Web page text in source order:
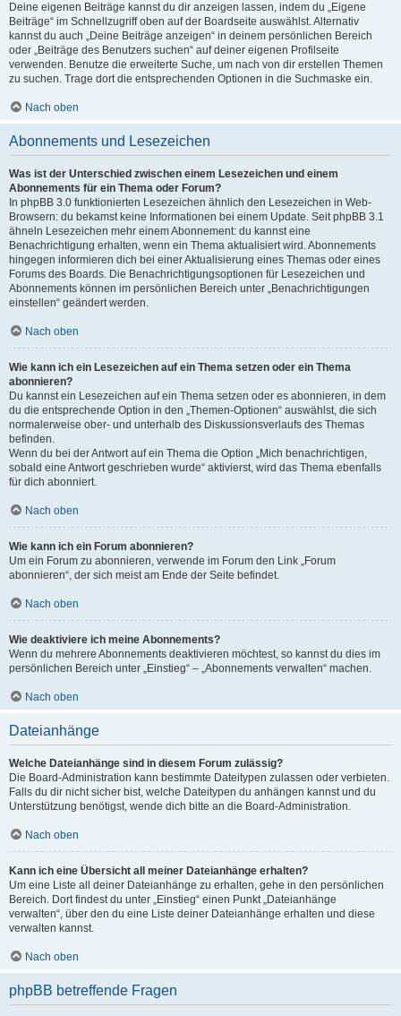
Deine eigenen Beiträge kannst du dir anzeigen lassen, indem du „Eigene
Beiträge“ im Schnellzugriff oben auf der Boardseite auswählst. Alternativ
kannst du auch „Deine Beiträge anzeigen“ in deinem persönlichen Bereich
oder „Beiträge des Benutzers suchen“ auf deiner eigenen Profilseite
verwenden. Benutze die erweiterte Suche, um nach von dir erstellen Themen
zu suchen. Trage dort die entsprechenden Optionen in die Suchmaske ein.
Nach oben
Abonnements und Lesezeichen
Was ist der Unterschied zwischen einem Lesezeichen und einem
Abonnements für ein Thema oder Forum?
In phpBB 3.0 funktionierten Lesezeichen ähnlich den Lesezeichen in Web-
Browsern: du bekamst keine Informationen bei einem Update. Seit phpBB 3.1
ähneln Lesezeichen mehr einem Abonnement: du kannst eine
Benachrichtigung erhalten, wenn ein Thema aktualisiert wird. Abonnements
hingegen informieren dich bei einer Aktualisierung eines Themas oder eines
Forums des Boards. Die Benachrichtigungsoptionen für Lesezeichen und
Abonnements können im persönlichen Bereich unter „Benachrichtigungen
einstellen“ geändert werden.
Nach oben
Wie kann ich ein Lesezeichen auf ein Thema setzen oder ein Thema
abonnieren?
Du kannst ein Lesezeichen auf ein Thema setzen oder es abonnieren, in dem
du die entsprechende Option in den „Themen-Optionen“ auswählst, die sich
normalerweise ober- und unterhalb des Diskussionsverlaufs des Themas
befinden.
Wenn du bei der Antwort auf ein Thema die Option „Mich benachrichtigen,
sobald eine Antwort geschrieben wurde“ aktivierst, wird das Thema ebenfalls
für dich abonniert.
Nach oben
Wie kann ich ein Forum abonnieren?
Um ein Forum zu abonnieren, verwende im Forum den Link „Forum
abonnieren“, der sich meist am Ende der Seite befindet.
Nach oben
Wie deaktiviere ich meine Abonnements?
Wenn du mehrere Abonnements deaktivieren möchtest, so kannst du dies im
persönlichen Bereich unter „Einstieg“ – „Abonnements verwalten“ machen.
Nach oben
Dateianhänge
Welche Dateianhänge sind in diesem Forum zulässig?
Die Board-Administration kann bestimmte Dateitypen zulassen oder verbieten.
Falls du dir nicht sicher bist, welche Dateitypen du anhängen kannst und du
Unterstützung benötigst, wende dich bitte an die Board-Administration.
Nach oben
Kann ich eine Übersicht all meiner Dateianhänge erhalten?
Um eine Liste all deiner Dateianhänge zu erhalten, gehe in den persönlichen
Bereich. Dort findest du unter „Einstieg“ einen Punkt „Dateianhänge
verwalten“, über den du eine Liste deiner Dateianhänge erhalten und diese
verwalten kannst.
Nach oben
phpBB betreffende Fragen